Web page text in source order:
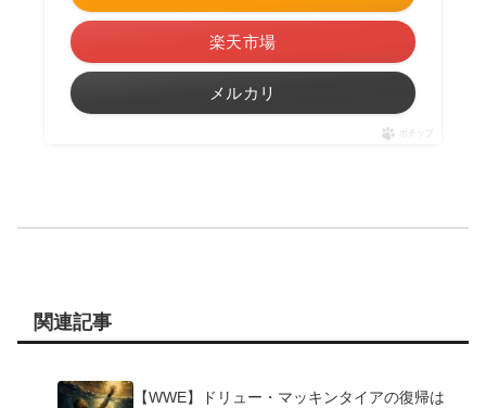
楽天市場
メルカリ
ポチップ
関連記事
【WWE】ドリュー・マッキンタイアの復帰は